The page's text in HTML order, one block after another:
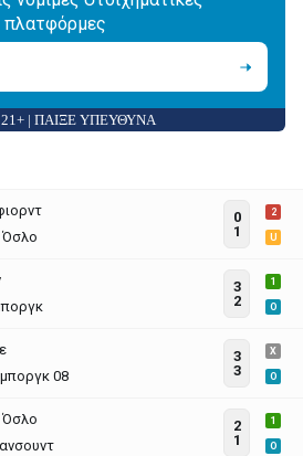
πλατφόρμες
| ΠΑΙΞΕ ΥΠΕΥΘΥΝΑ
0
1
2
U
3
2
1
O
08
3
3
X
O
2
1
1
O